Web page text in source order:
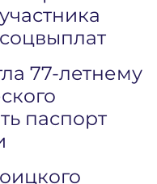
77-летнему
паспорт